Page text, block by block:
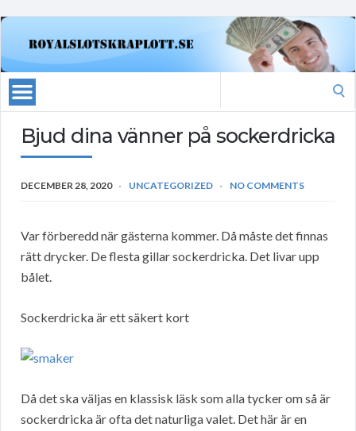
Bjud dina vänner på sockerdricka
DECEMBER 28, 2020 UNCATEGORIZED NO COMMENTS
Var förberedd när gästerna kommer. Då måste det finnas
rätt drycker. De flesta gillar sockerdricka. Det livar upp
bålet.
Sockerdricka är ett säkert kort
Då det ska väljas en klassisk läsk som alla tycker om så är
sockerdricka är ofta det naturliga valet. Det här är en